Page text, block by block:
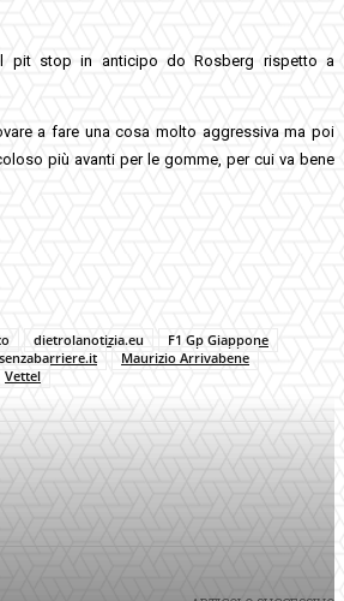
pit stop in anticipo do Rosberg rispetto a
a fare una cosa molto aggressiva ma poi
più avanti per le gomme, per cui va bene
dietrolanotizia.eu
F1 Gp Giappone
Maurizio Arrivabene
Vettel